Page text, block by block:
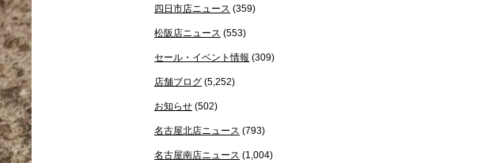
四日市店ニュース (359)
松阪店ニュース (553)
セール・イベント情報 (309)
店舗ブログ (5,252)
お知らせ (502)
名古屋北店ニュース (793)
名古屋南店ニュース (1,004)